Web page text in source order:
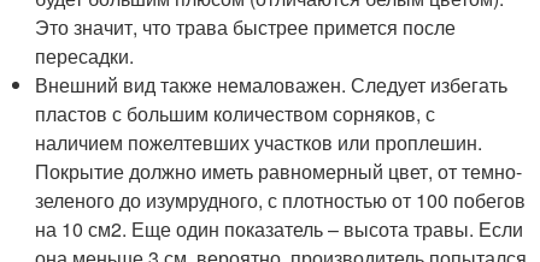
Это значит, что трава быстрее примется после
пересадки.
Внешний вид также немаловажен. Следует избегать
пластов с большим количеством сорняков, с
наличием пожелтевших участков или проплешин.
Покрытие должно иметь равномерный цвет, от темно-
зеленого до изумрудного, с плотностью от 100 побегов
на 10 см2. Еще один показатель – высота травы. Если